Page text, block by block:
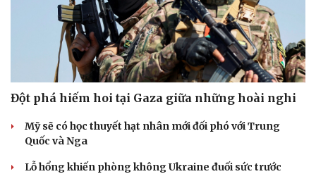
Đột phá hiếm hoi tại Gaza giữa những hoài nghi
Mỹ sẽ có học thuyết hạt nhân mới đối phó với Trung
Quốc và Nga
Lỗ hổng khiến phòng không Ukraine đuối sức trước